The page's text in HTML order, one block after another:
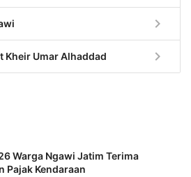
chevron_right
Kheir Umar Alhaddad chevron_right
Warga Ngawi Jatim Terima
Pajak Kendaraan